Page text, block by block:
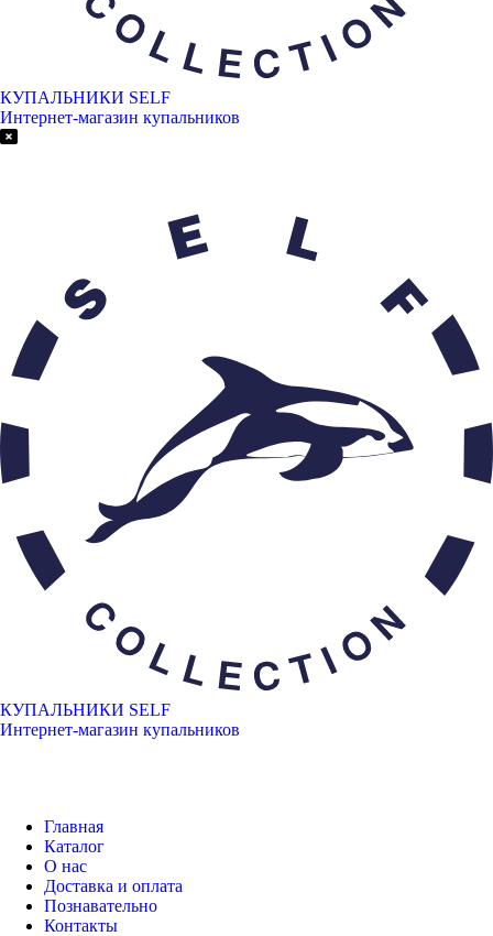
КУПАЛЬНИКИ SELF
Интернет-магазин купальников
КУПАЛЬНИКИ SELF
Интернет-магазин купальников
Главная
Каталог
О нас
Доставка и оплата
Познавательно
Контакты